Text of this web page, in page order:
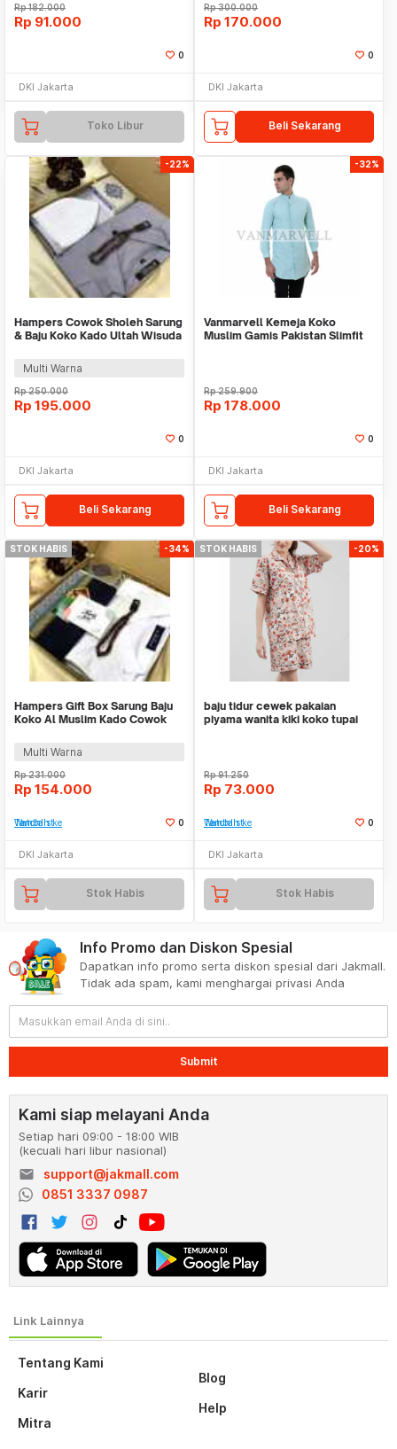
Rp182.000
Rp 91.000
0
DKI Jakarta
Toko Libur
Rp300.000
Rp 170.000
0
DKI Jakarta
Beli Sekarang
-22%
Hampers Cowok Sholeh Sarung
& Baju Koko Kado Ultah Wisuda
Multi Warna
Rp250.000
Rp 195.000
0
DKI Jakarta
Beli Sekarang
-32%
Vanmarvell Kemeja Koko
Muslim Gamis Pakistan Slimfit
Rp259.900
Rp 178.000
0
DKI Jakarta
Beli Sekarang
STOK HABIS -34%
Hampers Gift Box Sarung Baju
Koko Al Muslim Kado Cowok
Multi Warna
Rp231.000
Rp 154.000
Tambah ke Watchlist 0
DKI Jakarta
Stok Habis
STOK HABIS -20%
baju tidur cewek pakaian
piyama wanita kiki koko tupai
Rp91.250
Rp 73.000
Tambah ke Watchlist 0
DKI Jakarta
Stok Habis
Tentang Kami
Karir
Mitra
Blog
Help
Info Promo dan Diskon Spesial
Dapatkan info promo serta diskon spesial dari Jakmall.
Tidak ada spam, kami menghargai privasi Anda
Submit
Kami siap melayani Anda
Setiap hari 09:00 - 18:00 WIB
(kecuali hari libur nasional)
email
support@jakmall.com
0851 3337 0987